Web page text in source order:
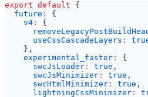
export default
{
future :
{
v4 :
{
useCssCascadeLayers :
} ,
experimental_faster :
{
swcJsLoader : true ,
swcJsMinimizer : true ,
swcHtmlMinimizer : true ,
lightningCssMinimizer :